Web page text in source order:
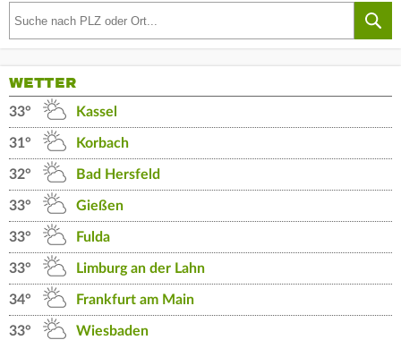
WETTER
33° Kassel
31° Korbach
32° Bad Hersfeld
33° Gießen
33° Fulda
33° Limburg an der Lahn
34° Frankfurt am Main
33° Wiesbaden